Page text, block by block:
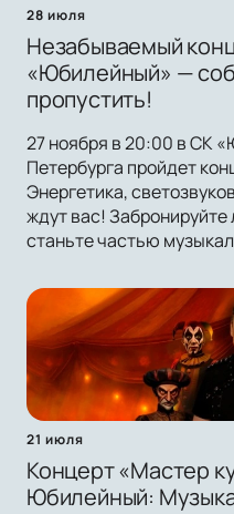
28 июля
Незабываемый
«Юбилейный» —
пропустить!
27 ноября в 20:00 в СК
Петербурга пройдет
Энергетика,
ждут вас!
станьте частью
21 июля
Концерт «Мастер
Юбилейный: